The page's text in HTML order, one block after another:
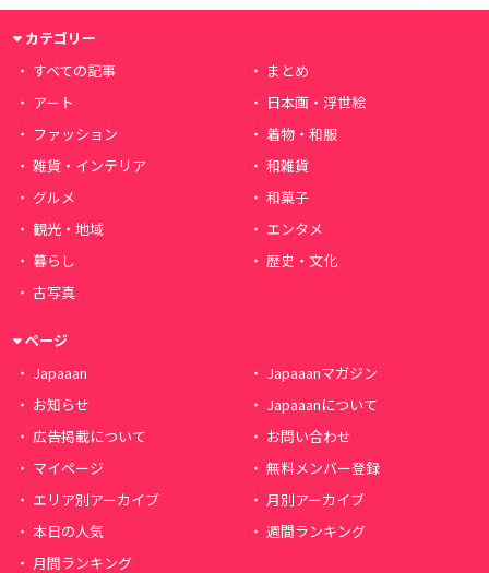
カテゴリー
すべての記事
まとめ
アート
日本画・浮世絵
ファッション
着物・和服
雑貨・インテリア
和雑貨
グルメ
和菓子
観光・地域
エンタメ
暮らし
歴史・文化
古写真
ページ
Japaaan
Japaaanマガジン
お知らせ
Japaaanについて
広告掲載について
お問い合わせ
マイページ
無料メンバー登録
エリア別アーカイブ
月別アーカイブ
本日の人気
週間ランキング
月間ランキング